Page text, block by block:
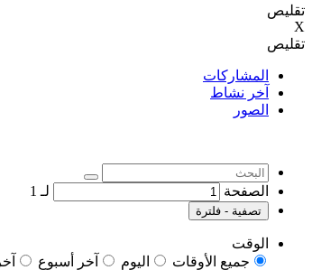
تقليص
X
تقليص
المشاركات
آخر نشاط
الصور
الصفحة لـ 1
تصفية - فلترة
الوقت
جميع الأوقات
اليوم آخر أسبوع